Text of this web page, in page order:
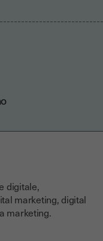
digitale,
marketing, digital
marketing.